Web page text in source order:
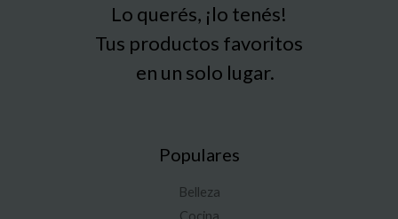
Lo querés, ¡lo tenés!
Tus productos favoritos
en un solo lugar.
Populares
Belleza
Cocina